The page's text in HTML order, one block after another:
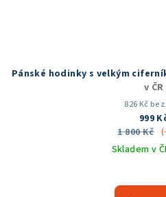
Pánské hodinky s velkým
v ČR
826 Kč bez
999
1 800 Kč
Skladem v